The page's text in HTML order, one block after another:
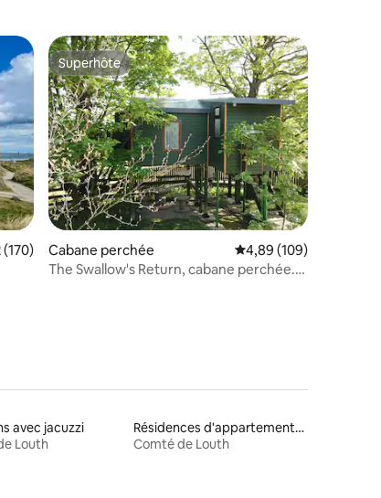
: 4,89 sur 5
moyenne sur la base de 170 commentaires : 4,92 sur 5
Superhôte
Superhôte
Cabane perchée Évaluation moyenne
4,89 (109)
The Swallow's Return, cabane perchée.
avec jacuzzi
Louth
Résidences d'appartements en location
Comté de Louth